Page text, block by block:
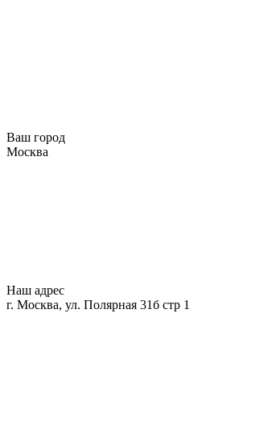
Ваш город
Москва
Наш адрес
г. Москва, ул. Полярная 31б стр 1